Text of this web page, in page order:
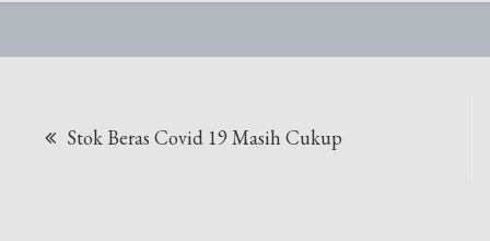
Stok Beras Covid 19 Masih Cukup